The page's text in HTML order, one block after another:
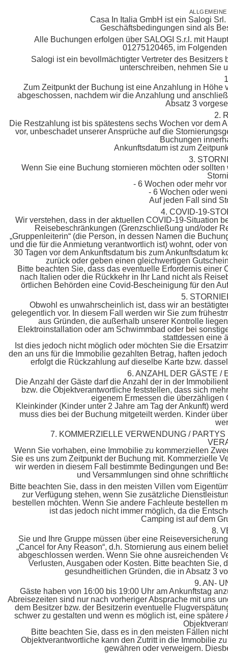
Casa In Italia GmbH ist ein Salogi
Geschäftsbedingungen sind als
Alle Buchungen erfolgen über SALOGI S.r.l. mit
01275120465, im
Salogi ist ein bevollmächtigter Vertreter des
unterschreiben, nehmen Sie
Zum Zeitpunkt der Buchung ist eine Anzahlung in Höhe
abgeschossen, nachdem wir die Anzahlung und
Absatz 3
2.
Die Restzahlung ist bis spätestens sechs Wochen vor dem
vor, unbeschadet unserer Ansprüche auf die
Buchungen
Ankunftsdatum ist zum
3.
Wenn Sie eine Buchung stornieren möchten oder
- 6 Wochen oder mehr
- 6 Wochen oder
Auf jeden Fall sind
4. COVID-19-
Wir verstehen, dass in der aktuellen COVID-19-Situation
Reisebeschränkungen (Grenzschließung und/oder
„Gruppenleiterin“ (die Person, in dessen Namen die
und die für die Anmietung verantwortlich ist) wohnt, oder
30 Tagen vor dem Ankunftsdatum bis zum Ankunftsdatum
zurück oder geben einen gleichwertigen
Bitte beachten Sie, dass das eventuelle Erfordernis
nach Italien oder die Rückkehr in Ihr Land nicht als
örtlichen Behörden eine Covid-Bescheinigung für den
5.
Obwohl es unwahrscheinlich ist, dass wir an
gelegentlich vor. In diesem Fall werden wir Sie zum
aus Gründen, die außerhalb unserer Kontrolle
Elektroinstallation oder am Schwimmbad oder bei
stattdessen eine
Ist dies jedoch nicht möglich oder möchten Sie die
den an uns für die Immobilie gezahlten Betrag, haften
erfolgt die Rückzahlung auf dieselbe Karte bzw.
6. ANZAHL DER GÄSTE /
Die Anzahl der Gäste darf die Anzahl der in der
bzw. die Objektverantwortliche feststellen, dass sich
eigenem Ermessen die überzähligen
Kleinkinder (Kinder unter 2 Jahre am Tag der Ankunft)
muss dies bei der Buchung mitgeteilt werden. Kinder
7. KOMMERZIELLE VERWENDUNG /
Wenn Sie vorhaben, eine Immobilie zu kommerziellen
Sie es uns zum Zeitpunkt der Buchung mit. Kommerzielle
wir werden in diesem Fall bestimmte Bedingungen und
und Versammlungen sind ohne
Bitte beachten Sie, dass in den meisten Villen vom
zur Verfügung stehen, wenn Sie zusätzliche
bestellen möchten. Wenn Sie andere Fachleute bestellen
ist das jedoch nicht immer möglich, da die
Camping ist auf dem
8.
Sie und Ihre Gruppe müssen über eine
„Cancel for Any Reason“, d.h. Stornierung aus einem
abgeschlossen werden. Wenn Sie ohne ausreichenden
Verlusten, Ausgaben oder Kosten. Bitte beachten
gesundheitlichen Gründen, die in Absatz 3
9. AN-
Gäste haben von 16:00 bis 19:00 Uhr am Ankunftstag
Abreisezeiten sind nur nach vorheriger Absprache mit uns
dem Besitzer bzw. der Besitzerin eventuelle
schwer zu gestalten und wenn es möglich ist, eine
Bitte beachten Sie, dass es in den meisten Fällen
Objektverantwortliche kann den Zutritt in die Immobilie
gewähren oder verweigern.